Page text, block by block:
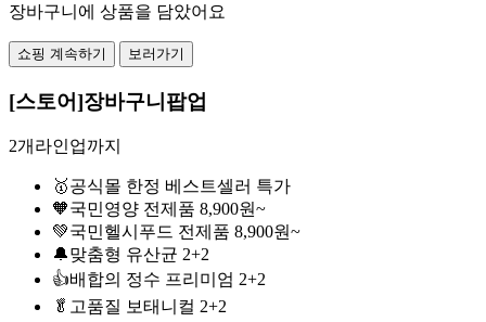
장바구니에 상품을 담았어요
쇼핑 계속하기 보러가기
[스토어]장바구니팝업
2개라인업까지
🥇공식몰 한정 베스트셀러 특가
🧡국민영양 전제품 8,900원~
💚국민헬시푸드 전제품 8,900원~
🔔맞춤형 유산균 2+2
👍배합의 정수 프리미엄 2+2
🥬고품질 보태니컬 2+2